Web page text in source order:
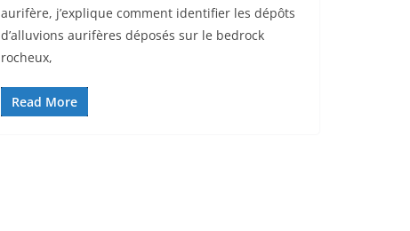
aurifère, j’explique comment identifier les dépôts
d’alluvions aurifères déposés sur le bedrock
rocheux,
Read More